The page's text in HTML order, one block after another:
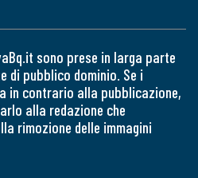
sono prese in larga parte
di pubblico dominio. Se i
in contrario alla pubblicazione,
alla redazione che
rimozione delle immagini